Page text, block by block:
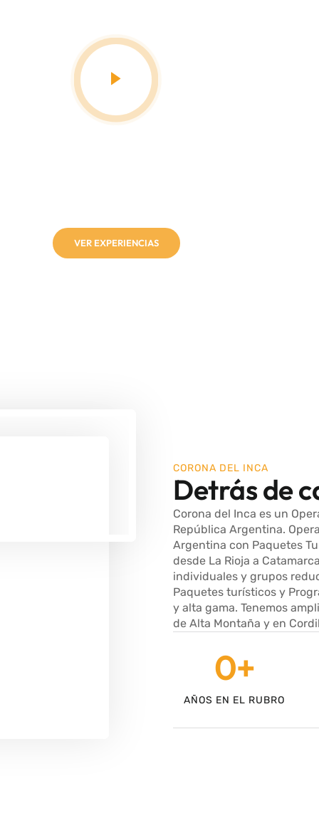
la aventura, descubrí
VER EXPERIENCIAS
CORONA DEL INCA
Detrás de
Corona del Inca es un
República Argentina.
Argentina con Paquetes
desde La Rioja a
individuales y grupos
Paquetes turísticos y
y alta gama. Tenemos
de Alta Montaña y en
AÑOS EN EL RUBRO
0+